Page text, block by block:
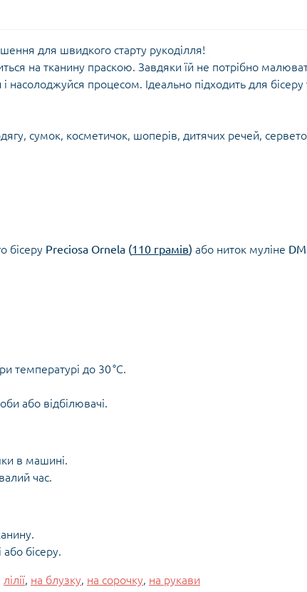
для швидкого старту рукоділля!
на тканину праскою. Завдяки їй не потрібно
процесом. Ідеально підходить для бісеру
сумок, косметичок, шоперів, дитячих речей,
бісеру Preciosa Ornela (110 грамів) або ниток муліне
температурі до 30 °C.
або відбілювачі.
в машині.
час.
бісеру.
лілії, на блузку, на сорочку, на рукави